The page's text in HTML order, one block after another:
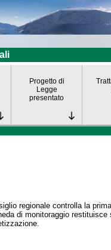
Progetto di
Legge
presentato
regionale controlla la
di monitoraggio